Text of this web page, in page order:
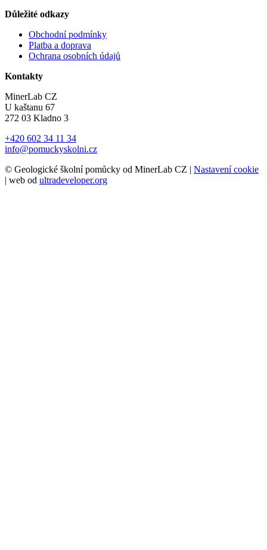
Důležité odkazy
Obchodní podmínky
Platba a doprava
Ochrana osobních údajů
Kontakty
MinerLab CZ
U kaštanu 67
272 03 Kladno 3
+420 602 34 11 34
info@pomuckyskolni.cz
© Geologické školní pomůcky od MinerLab CZ | Nastavení cookie
| web od ultradeveloper.org